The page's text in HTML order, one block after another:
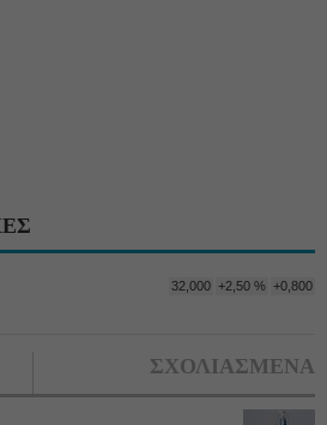
32,000 +2,50 % +0,800
ΣΧΟΛΙΑΣΜΕΝΑ